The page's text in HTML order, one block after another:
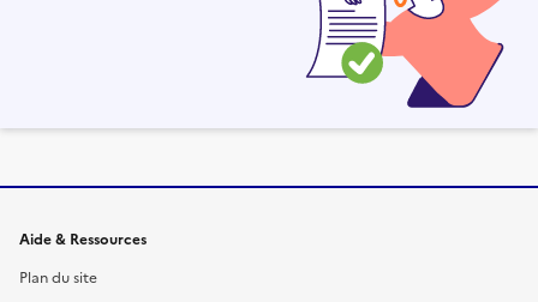
Informations et liens du site
Aide & Ressources
Plan du site